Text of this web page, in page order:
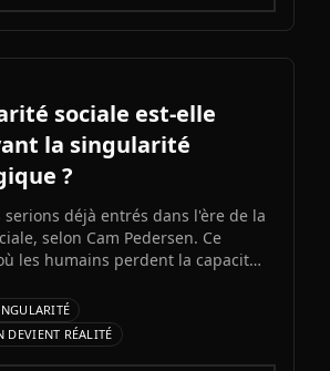
sociale est-elle
la singularité
?
serions déjà entrés dans l'ère de la
selon Cam Pedersen. Ce
les humains perdent la capacité
la singularité
pour 2034.
DEVIENT RÉALITÉ